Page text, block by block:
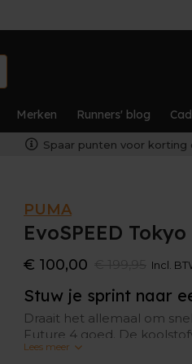
Merken Runners' blog
Spaar punten voor korting
PUMA
EvoSPEED
€ 100,00 Incl.
Stuw je sprint naar
Draait het allemaal om
Future 4 goed. De
voet loopt, maakt het
Lees meer